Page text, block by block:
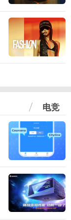
电竞